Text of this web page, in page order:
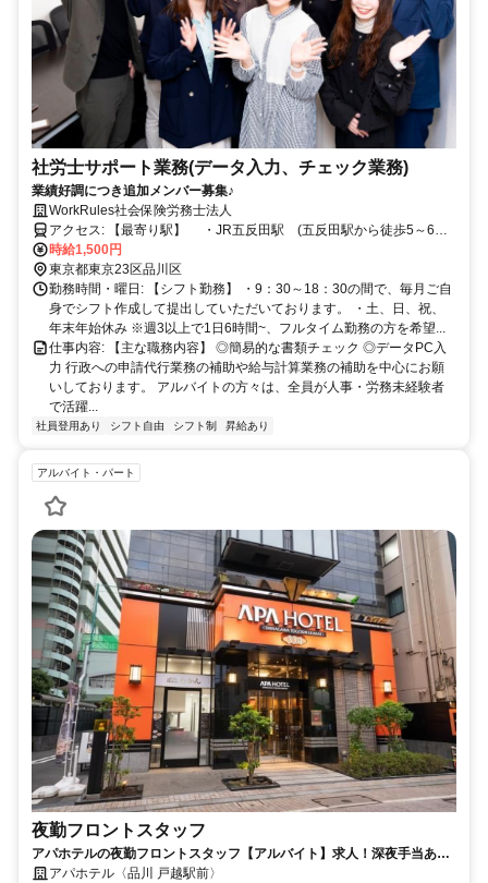
社労士サポート業務(データ入力、チェック業務)
業績好調につき追加メンバー募集♪
WorkRules社会保険労務士法人
アクセス: 【最寄り駅】 ・JR五反田駅 (五反田駅から徒歩5～6分)
・東急目黒線 不動前駅（不動前駅から徒歩8～9分)
時給1,500円
東京都東京23区品川区
勤務時間・曜日: 【シフト勤務】 ・9：30～18：30の間で、毎月ご自
身でシフト作成して提出していただいております。 ・土、日、祝、
年末年始休み ※週3以上で1日6時間~、フルタイム勤務の方を希望...
仕事内容: 【主な職務内容】 ◎簡易的な書類チェック ◎データPC入
力 行政への申請代行業務の補助や給与計算業務の補助を中心にお願
いしております。 アルバイトの方々は、全員が人事・労務未経験者
で活躍...
社員登用あり シフト自由 シフト制 昇給あり
アルバイト・パート
夜勤フロントスタッフ
アパホテルの夜勤フロントスタッフ【アルバイト】求人！深夜手当あり
の夜勤帯でしっかり稼げる
アパホテル〈品川 戸越駅前〉